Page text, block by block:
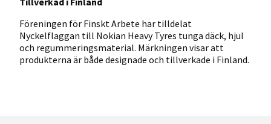
Föreningen för Finskt Arbete har tilldelat
Nyckelflaggan till Nokian Heavy Tyres tunga däck, hjul
och regummeringsmaterial. Märkningen visar att
produkterna är både designade och tillverkade i Finland.